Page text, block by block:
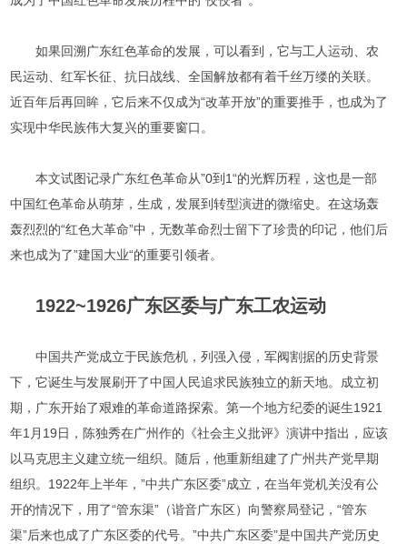
如果回溯广东红色革命的发展，可以看到，它与工人运动、农
民运动、红军长征、抗日战线、全国解放都有着千丝万缕的关联。
近百年后再回眸，它后来不仅成为“改革开放”的重要推手，也成为了
实现中华民族伟大复兴的重要窗口。
本文试图记录广东红色革命从”0到1“的光辉历程，这也是一部
中国红色革命从萌芽，生成，发展到转型演进的微缩史。在这场轰
轰烈烈的“红色大革命”中，无数革命烈士留下了珍贵的印记，他们后
来也成为了”建国大业“的重要引领者。
1922~1926广东区委与广东工农运动
中国共产党成立于民族危机，列强入侵，军阀割据的历史背景
下，它诞生与发展刷开了中国人民追求民族独立的新天地。成立初
期，广东开始了艰难的革命道路探索。第一个地方纪委的诞生1921
年1月19日，陈独秀在广州作的《社会主义批评》演讲中指出，应该
以马克思主义建立统一组织。随后，他重新组建了广州共产党早期
组织。1922年上半年，”中共广东区委”成立，在当年党机关没有公
开的情况下，用了“管东渠”（谐音广东区）向警察局登记，“管东
渠”后来也成了广东区委的代号。”中共广东区委”是中国共产党历史